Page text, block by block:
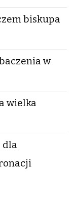
biskupa
w
wielka
dla